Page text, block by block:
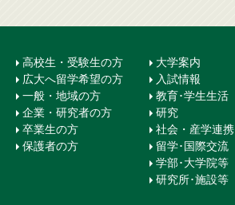
高校生・受験生の方
広大へ留学希望の方
一般・地域の方
企業・研究者の方
卒業生の方
保護者の方
大学案内
入試情報
教育･学生生活
研究
社会・産学連携
留学･国際交流
学部･大学院等
研究所･施設等